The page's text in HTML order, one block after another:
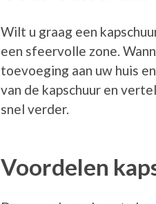
Wilt u graag een
een sfeervolle zone.
toevoeging aan uw huis
van de kapschuur en
snel verder.
Voordelen